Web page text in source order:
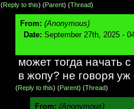
(Reply to this) (Parent) (Thread)
From: (Anonymous)
Date: September 27th, 2025 -
может тогда начать
в жопу? не говоря
(Reply to this) (Parent) (Thread)
From: (Anonymous)